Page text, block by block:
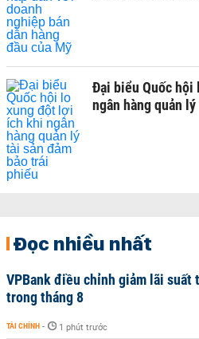
Đại biểu Quốc
ngân hàng quản
Đọc nhiều nhất
VPBank điều chỉnh giảm lãi suất
trong tháng 8
TÀI CHÍNH - 1 phút trước